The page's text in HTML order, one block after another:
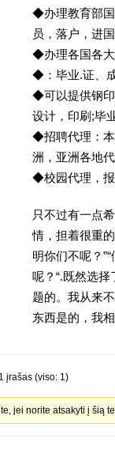
◆办理教育部国
员，落户，进
◆办理各国各
◆：毕业.证、
◆可以提供钢印
设计，印刷;毕
◆招聘代理：本
洲，亚洲各地
◆校园代理，报
只不过有一点
情，担着很重
明你们不呢？
呢？“.既然选
题的。我从来
东西是的，我
įrašas (viso: 1)
jei norite atsakyti į šią